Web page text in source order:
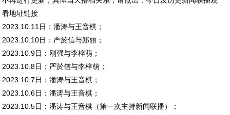
看地址链接
2023.10.11日：潘涛与王音棋；
2023.10.10日：严於信与郑丽；
2023.10.9日：刚强与李梓萌；
2023.10.8日：严於信与李梓萌；
2023.10.7日：潘涛与王音棋；
2023.10.6日：潘涛与王音棋；
2023.10.5日：潘涛与王音棋（第一次主持新闻联播）；